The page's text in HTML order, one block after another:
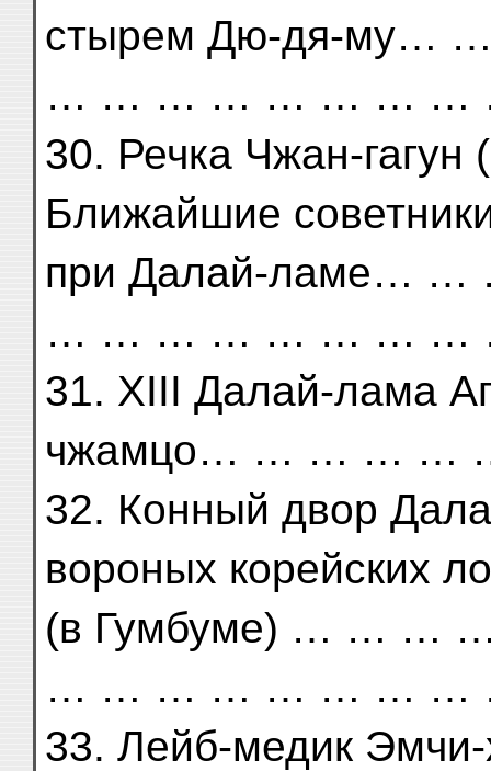
стырем Дю-дя-
… … … … … … … …
30. Речка Чжан-гагун
Ближайшие
при Далай-
… … … … … … … …
31. XIII Далай-лама
чжамцо… … … … …
32. Конный двор
вороных корейских
(в Гумбуме) … …
… … … … … … … …
33. Лейб-медик